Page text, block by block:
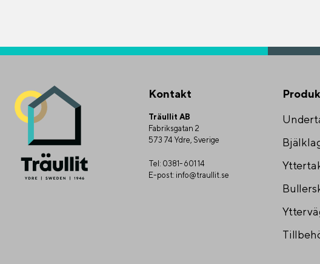
Kontakt
Träullit AB
Fabriksgatan 2
573 74 Ydre, Sverige
Tel: 0381-601 14
E-post: info@traullit.se